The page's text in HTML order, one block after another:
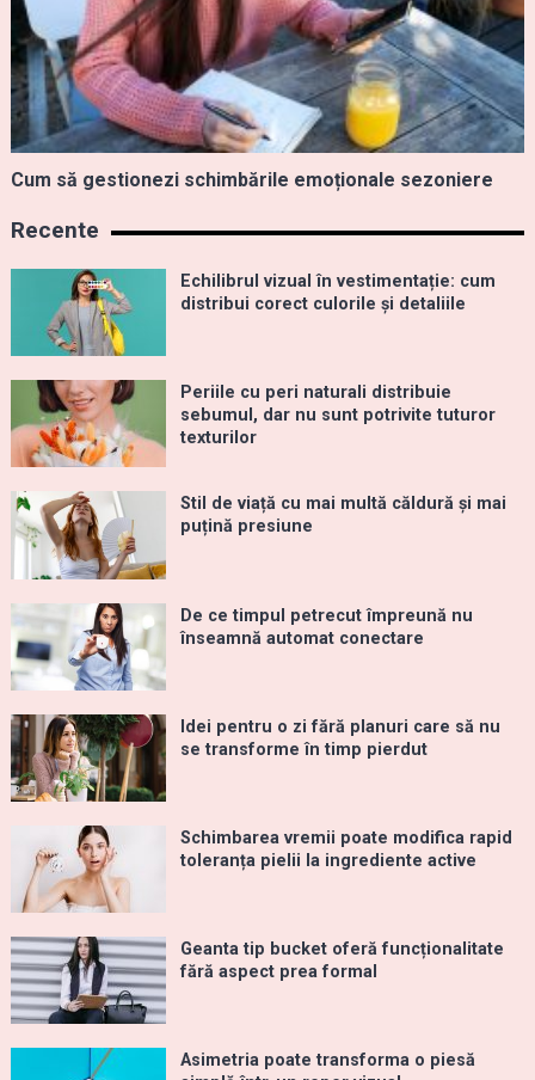
Cum să gestionezi schimbările emoționale sezoniere
Recente
Echilibrul vizual în vestimentație: cum
distribui corect culorile și detaliile
Periile cu peri naturali distribuie
sebumul, dar nu sunt potrivite tuturor
texturilor
Stil de viață cu mai multă căldură și mai
puțină presiune
De ce timpul petrecut împreună nu
înseamnă automat conectare
Idei pentru o zi fără planuri care să nu
se transforme în timp pierdut
Schimbarea vremii poate modifica rapid
toleranța pielii la ingrediente active
Geanta tip bucket oferă funcționalitate
fără aspect prea formal
Asimetria poate transforma o piesă